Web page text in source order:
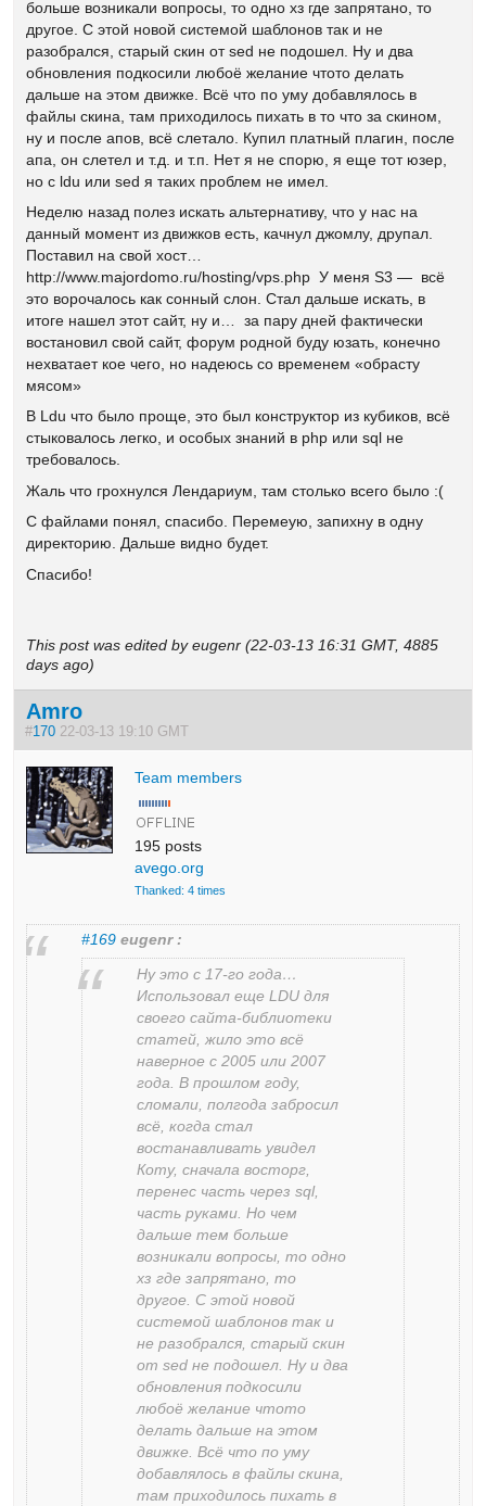
больше возникали вопросы, то одно хз где запрятано, то
другое. С этой новой системой шаблонов так и не
разобрался, старый скин от sed не подошел. Ну и два
обновления подкосили любоё желание чтото делать
дальше на этом движке. Всё что по уму добавлялось в
файлы скина, там приходилось пихать в то что за скином,
ну и после апов, всё слетало. Купил платный плагин, после
апа, он слетел и т.д. и т.п. Нет я не спорю, я еще тот юзер,
но с ldu или sed я таких проблем не имел.
Неделю назад полез искать альтернативу, что у нас на
данный момент из движков есть, качнул джомлу, друпал.
Поставил на свой хост…
http://www.majordomo.ru/hosting/vps.php У меня S3 — всё
это ворочалось как сонный слон. Стал дальше искать, в
итоге нашел этот сайт, ну и… за пару дней фактически
востановил свой сайт, форум родной буду юзать, конечно
нехватает кое чего, но надеюсь со временем «обрасту
мясом»
В Ldu что было проще, это был конструктор из кубиков, всё
стыковалось легко, и особых знаний в php или sql не
требовалось.
Жаль что грохнулся Лендариум, там столько всего было :(
С файлами понял, спасибо. Перемеую, запихну в одну
директорию. Дальше видно будет.
Спасибо!
This post was edited by eugenr (22-03-13 16:31 GMT, 4885
days ago)
Amro
#170 22-03-13 19:10 GMT
Team members
195 posts
avego.org
Thanked: 4 times
#169 eugenr :
Ну это с 17-го года…
Использовал еще LDU для
своего сайта-библиотеки
статей, жило это всё
наверное с 2005 или 2007
года. В прошлом году,
сломали, полгода забросил
всё, когда стал
востанавливать увидел
Коту, сначала восторг,
перенес часть через sql,
часть руками. Но чем
дальше тем больше
возникали вопросы, то одно
хз где запрятано, то
другое. С этой новой
системой шаблонов так и
не разобрался, старый скин
от sed не подошел. Ну и два
обновления подкосили
любоё желание чтото
делать дальше на этом
движке. Всё что по уму
добавлялось в файлы скина,
там приходилось пихать в